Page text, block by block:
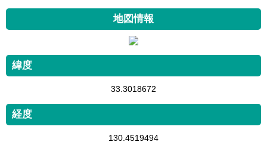
地図情報
緯度
33.3018672
経度
130.4519494